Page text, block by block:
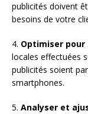
publicités doivent
besoins de votre
4. Optimiser pour
locales effectuées
publicités soient
smartphones.
5. Analyser et